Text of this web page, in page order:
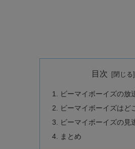
目次
ビーマイボーイズの放
ビーマイボーイズはど
ビーマイボーイズの見
まとめ